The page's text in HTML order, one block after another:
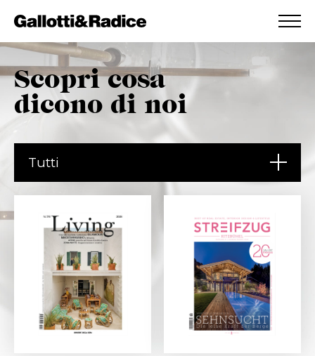
AGGIUNTO ALLA WISHLIST
VEDI LA TUA WISHLIST
Scopri cosa
dicono di noi
Tutti